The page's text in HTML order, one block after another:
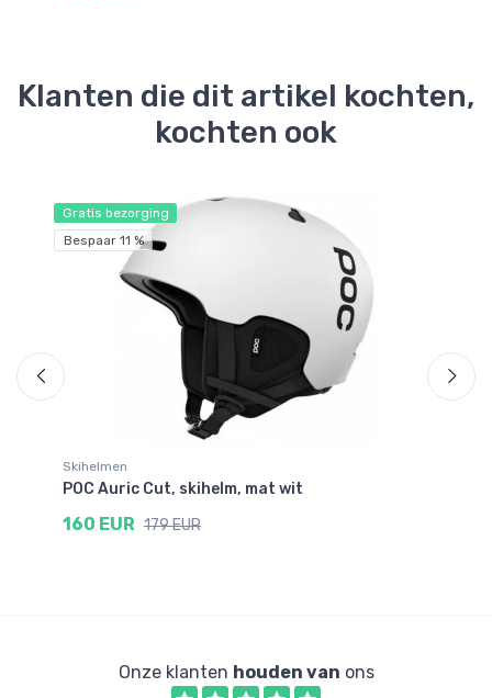
Klanten die dit artikel kochten,
kochten ook
Gratis bezorging
Bespaar 11 %
Skihelmen
POC Auric Cut, skihelm, mat wit
160 EUR 179 EUR
Onze klanten houden van ons